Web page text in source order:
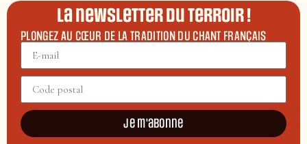
La newsletter du terroir !
PLONGEZ AU CŒUR DE LA TRADITION DU CHANT FRANÇAIS
Je m'abonne